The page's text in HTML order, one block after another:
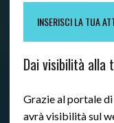
INSERISCI LA TUA
Dai visibilità alla
Grazie al portale
avrà visibilità sul